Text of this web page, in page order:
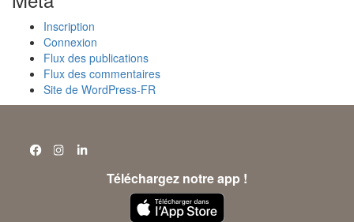
Inscription
Connexion
Flux des publications
Flux des commentaires
Site de WordPress-FR
Téléchargez notre app !